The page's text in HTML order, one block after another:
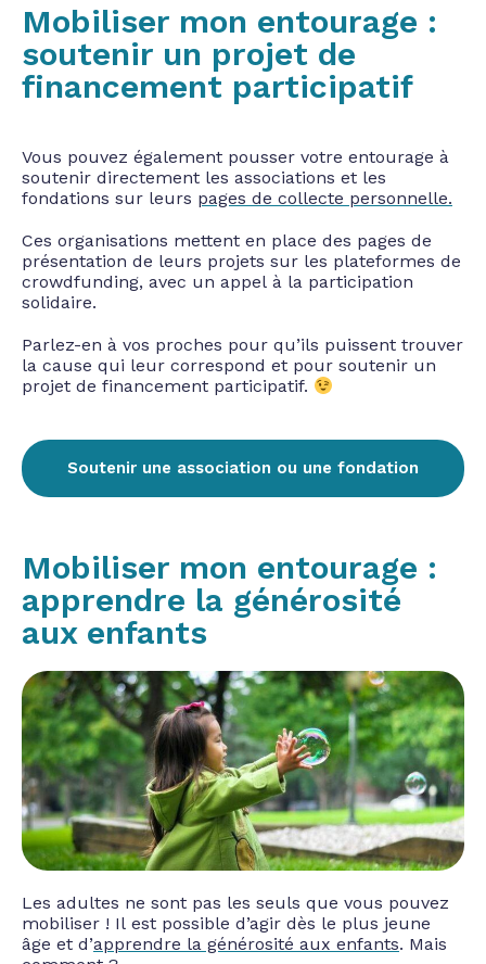
Mobiliser mon entourage :
soutenir un projet de
financement participatif
Vous pouvez également pousser votre entourage à
soutenir directement les associations et les
fondations sur leurs pages de collecte personnelle.
Ces organisations mettent en place des pages de
présentation de leurs projets sur les plateformes de
crowdfunding, avec un appel à la participation
solidaire.
Parlez-en à vos proches pour qu’ils puissent trouver
la cause qui leur correspond et pour soutenir un
projet de financement participatif.
Soutenir une association ou une fondation
Mobiliser mon entourage :
apprendre la générosité
aux enfants
Les adultes ne sont pas les seuls que vous pouvez
mobiliser ! Il est possible d’agir dès le plus jeune
âge et d’apprendre la générosité aux enfants. Mais